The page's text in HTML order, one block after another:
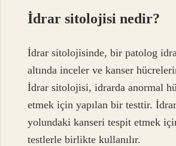
İdrar sitolojisi nedir?
İdrar sitolojisinde, bir patolog
altında inceler ve kanser
İdrar sitolojisi, idrarda anormal
etmek için yapılan bir testtir.
yolundaki kanseri tespit etmek
testlerle birlikte kullanılır.